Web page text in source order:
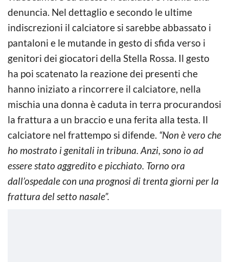
denuncia. Nel dettaglio e secondo le ultime
indiscrezioni il calciatore si sarebbe abbassato i
pantaloni e le mutande in gesto di sfida verso i
genitori dei giocatori della Stella Rossa. Il gesto
ha poi scatenato la reazione dei presenti che
hanno iniziato a rincorrere il calciatore, nella
mischia una donna è caduta in terra procurandosi
la frattura a un braccio e una ferita alla testa. Il
calciatore nel frattempo si difende. “Non è vero che
ho mostrato i genitali in tribuna. Anzi, sono io ad
essere stato aggredito e picchiato. Torno ora
dall’ospedale con una prognosi di trenta giorni per la
frattura del setto nasale”.